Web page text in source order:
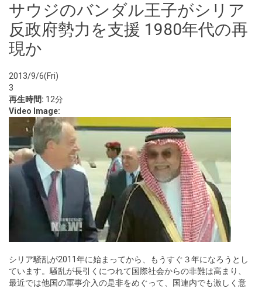
サウジのバンダル王子がシリア
反政府勢力を支援 1980年代の再
現か
2013/9/6(Fri)
3
再生時間: 12分
Video Image:
シリア騒乱が2011年に始まってから、もうすぐ３年になろうとし
ています。騒乱が長引くにつれて国際社会からの非難は高まり、
最近では他国の軍事介入の是非をめぐって、国連内でも激しく意